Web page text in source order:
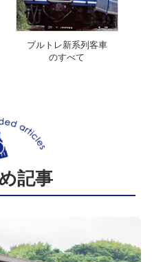
ブルトレ新系列客車
のすべて
記事